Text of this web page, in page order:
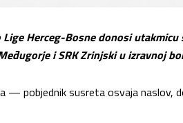
Herceg-Bosne donosi
i SRK Zrinjski u izravnoj
— pobjednik susreta osvaja naslov,